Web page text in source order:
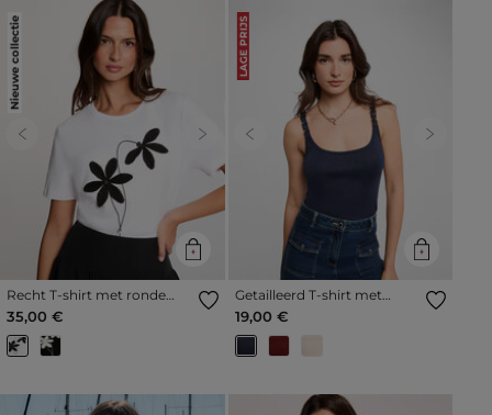
Nieuwe collectie
Previous Next
Recht T-shirt met ronde
hals helder wit vrouw
35,00 €
LAGE PRIJS
Previous Next
Getailleerd T-shirt met
ronde hals marineblauw
vrouw
19,00 €